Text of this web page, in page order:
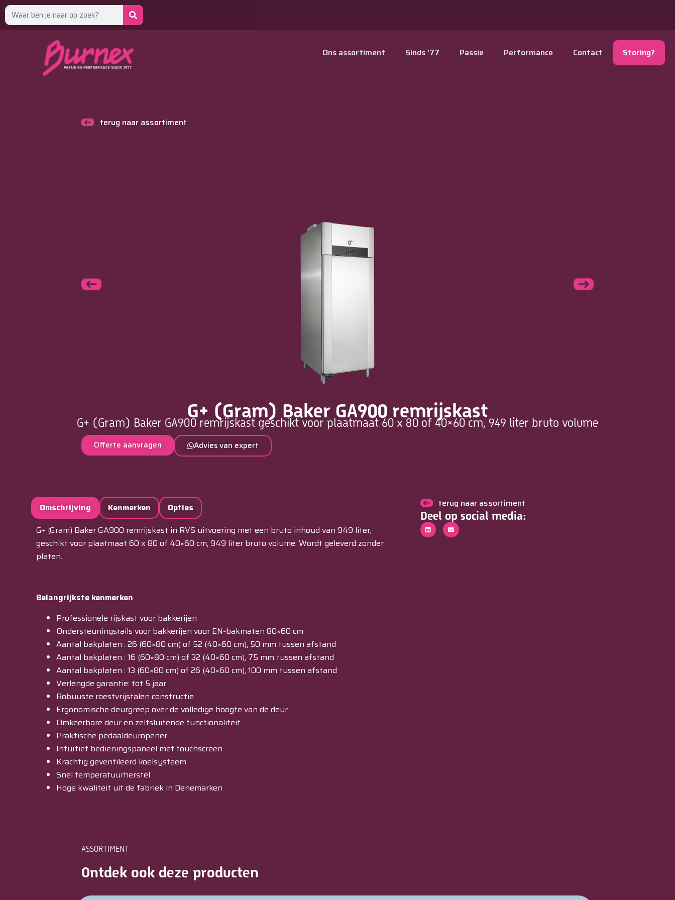
Ons assortiment Sinds ’77 Passie Performance Contact Storing?
terug naar assortiment
G+ (Gram) Baker GA900 remrijskast
G+ (Gram) Baker GA900 remrijskast geschikt voor plaatmaat 60 x 80 of 40×60 cm, 949 liter bruto volume
Offerte aanvragen Advies van expert
Omschrijving Kenmerken
Opties
G+ (Gram) Baker GA900 remrijskast in RVS uitvoering met een bruto inhoud van 949 liter,
geschikt voor plaatmaat 60 x 80 of 40×60 cm, 949 liter bruto volume. Wordt geleverd zonder
platen.
Belangrijkste kenmerken
Professionele rijskast voor bakkerijen
Ondersteuningsrails voor bakkerijen voor EN-bakmaten 80×60 cm
Aantal bakplaten : 26 (60×80 cm) of 52 (40×60 cm), 50 mm tussen afstand
Aantal bakplaten : 16 (60×80 cm) of 32 (40×60 cm), 75 mm tussen afstand
Aantal bakplaten : 13 (60×80 cm) of 26 (40×60 cm), 100 mm tussen afstand
Verlengde garantie: tot 5 jaar
Robuuste roestvrijstalen constructie
Ergonomische deurgreep over de volledige hoogte van de deur
Omkeerbare deur en zelfsluitende functionaliteit
Praktische pedaaldeuropener
Intuïtief bedieningspaneel met touchscreen
Krachtig geventileerd koelsysteem
Snel temperatuurherstel
Hoge kwaliteit uit de fabriek in Denemarken
terug naar assortiment
Deel op social media:
ASSORTIMENT
Ontdek ook deze producten